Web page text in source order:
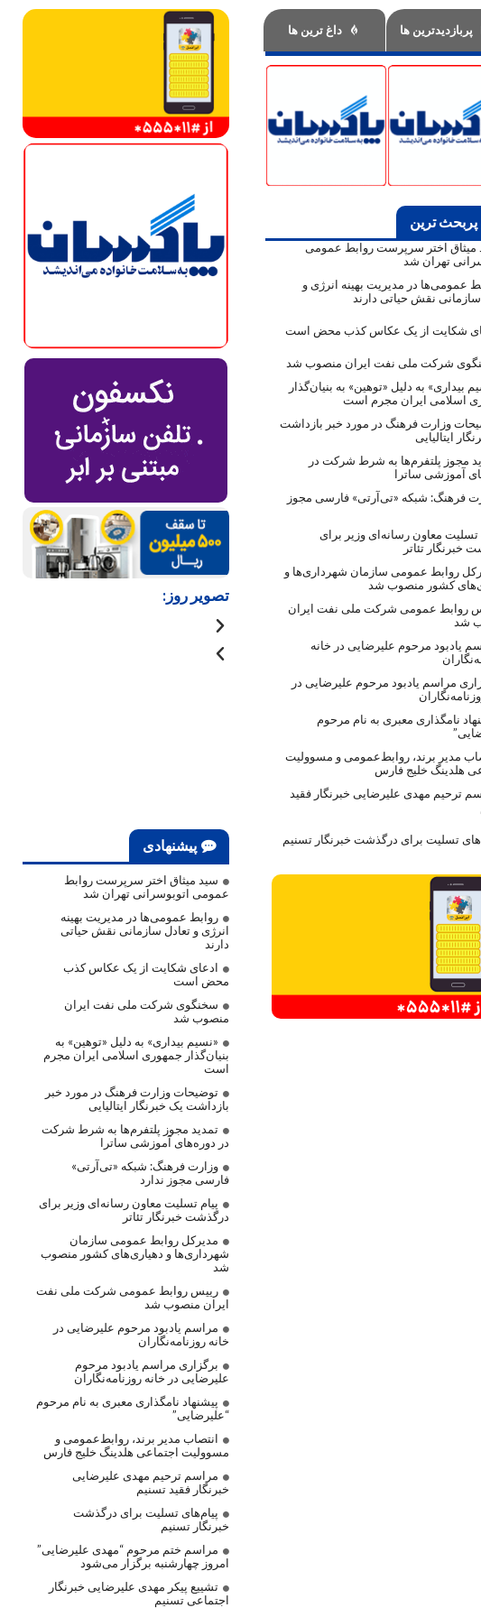
پربازدیدترین ها داغ ترین ها
پربحث ترین
میثاق اختر سرپرست روابط عمومی
تهران شد
عمومی‌ها در مدیریت بهینه انرژی و
سازمانی نقش حیاتی دارند
شکایت از یک عکاس کذب محض است
شرکت ملی نفت ایران منصوب شد
بیداری» به دلیل «توهین» به بنیان‌گذار
اسلامی ایران مجرم است
وزارت فرهنگ در مورد خبر بازداشت
ایتالیایی
مجوز پلتفرم‌ها به شرط شرکت در
آموزشی ساترا
فرهنگ: شبکه «تی‌آرتی» فارسی مجوز
تسلیت معاون رسانه‌ای وزیر برای
خبرنگار تئاتر
روابط عمومی سازمان شهرداری‌ها و
کشور منصوب شد
روابط عمومی شرکت ملی نفت ایران
شد
یادبود مرحوم علیرضایی در خانه
مراسم یادبود مرحوم علیرضایی در
نامگذاری معبری به نام مرحوم
مدیر برند، روابط‌عمومی و مسوولیت
هلدینگ خلیج فارس
ترحیم مهدی علیرضایی خبرنگار فقید
تسلیت برای درگذشت خبرنگار تسنیم
تصویر روز:
پیشنهادی
سید میثاق اختر سرپرست روابط
عمومی اتوبوسرانی تهران شد
روابط عمومی‌ها در مدیریت بهینه
انرژی و تعادل سازمانی نقش حیاتی
دارند
ادعای شکایت از یک عکاس کذب
محض است
سخنگوی شرکت ملی نفت ایران
منصوب شد
«نسیم بیداری» به دلیل «توهین» به
بنیان‌گذار جمهوری اسلامی ایران مجرم
است
توضیحات وزارت فرهنگ در مورد خبر
بازداشت یک خبرنگار ایتالیایی
تمدید مجوز پلتفرم‌ها به شرط شرکت
در دوره‌های آموزشی ساترا
وزارت فرهنگ: شبکه «تی‌آرتی»
فارسی مجوز ندارد
پیام تسلیت معاون رسانه‌ای وزیر برای
درگذشت خبرنگار تئاتر
مدیرکل روابط عمومی سازمان
شهرداری‌ها و دهیاری‌های کشور منصوب
شد
رییس روابط عمومی شرکت ملی نفت
ایران منصوب شد
مراسم یادبود مرحوم علیرضایی در
خانه روزنامه‌نگاران
برگزاری مراسم یادبود مرحوم
علیرضایی در خانه روزنامه‌نگاران
پیشنهاد نامگذاری معبری به نام مرحوم
“علیرضایی”
انتصاب مدیر برند، روابط‌عمومی و
مسوولیت اجتماعی هلدینگ خلیج فارس
مراسم ترحیم مهدی علیرضایی
خبرنگار فقید تسنیم
پیام‌های تسلیت برای درگذشت
خبرنگار تسنیم
مراسم ختم مرحوم “مهدی علیرضایی”
امروز چهارشنبه برگزار می‌شود
تشییع پیکر مهدی علیرضایی خبرنگار
اجتماعی تسنیم